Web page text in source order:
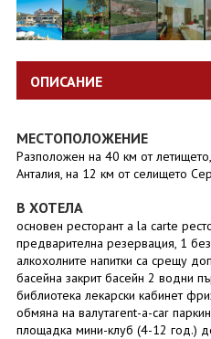
ОПИСАНИЕ
МЕСТОПОЛОЖЕНИЕ
Разположен на 40 км от
Анталия, на 12 км от селището
В ХОТЕЛА
основен ресторант a la carte
предварителна резервация, 1
алкохолните напитки са срещу
басейна закрит басейн 2 водни
библиотека лекарски кабинет
обмяна на валутаrent-a-car
площадка мини-клуб (4-12 год.)